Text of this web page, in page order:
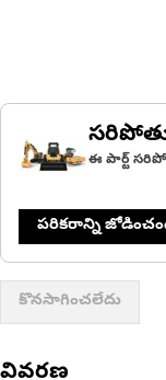
ఈ పార్ట్
పరికరాన్ని
కొనసాగించలేదు
వివరణ